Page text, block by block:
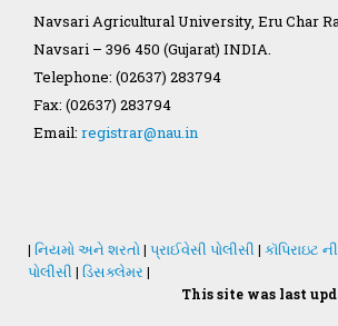
Accreditation Certificate
NAU Statute(Revised)
Navsari Agricultural University, Eru Char
Navsari – 396 450 (Gujarat) INDIA.
Telephone: (02637) 283794
Fax: (02637) 283794
Email: registrar@nau.in
| નિયમો અને શરતો| પ્રાઈવેસી પોલીસી | કૉપિરાઇટ
પોલીસી | ડિસક્લેમર |
This site was last